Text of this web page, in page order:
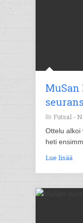
Futsal -
Ottelu alkoi
heti
Lue lisää